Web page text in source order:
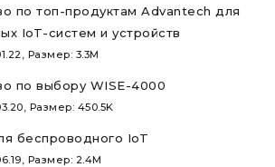
по топ-продуктам Advantech для
IoT-систем и устройств
Размер: 3.3M
по выбору WISE-4000
Размер: 450.5K
беспроводного IoT
Размер: 2.4M